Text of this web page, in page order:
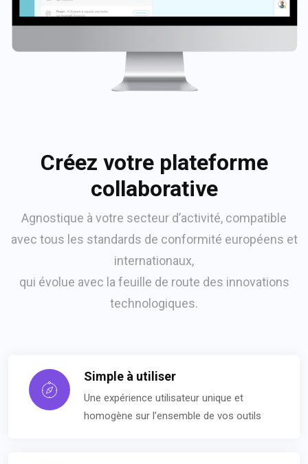
Créez votre plateforme
collaborative
Agnostique à votre secteur d’activité, compatible
avec tous les standards de conformité européens et
internationaux,
qui évolue avec la feuille de route des innovations
technologiques.
Simple à utiliser
Une expérience utilisateur unique et
homogène sur l’ensemble de vos outils